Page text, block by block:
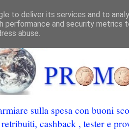
sulla spesa con buoni
cashback , tester e
to deliver its services and to
performance and security metrics
abuse.